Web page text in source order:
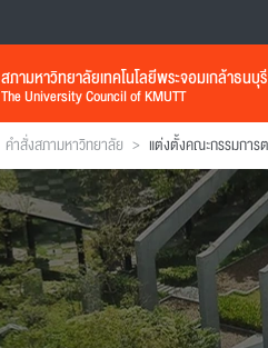
สภามหาวิทยาลัยเทคโนโลยีพระจอมเกล้าธนบุรี
The University Council of KMUTT
คำสั่งสภามหาวิทยาลัย >